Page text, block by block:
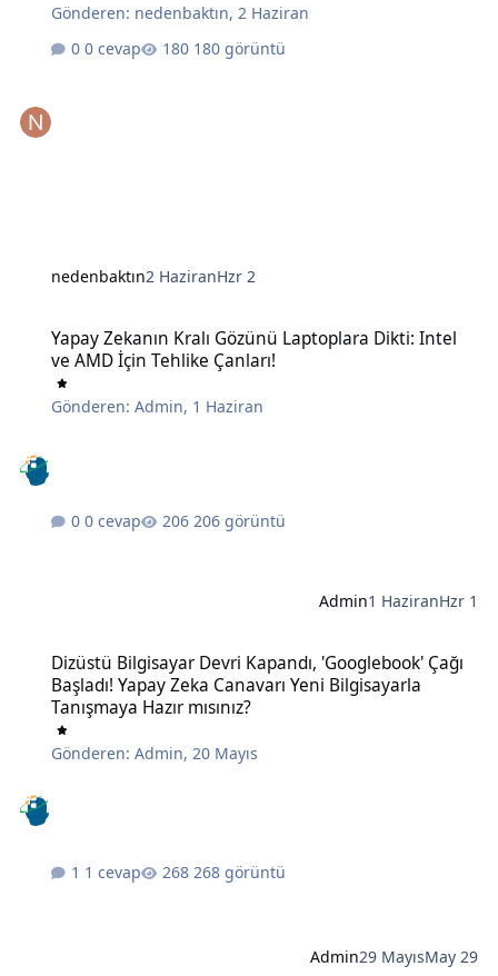
Gönderen: nedenbaktın,2 Haziran
0 cevap
180 görüntü
nedenbaktın2 HaziranHzr 2
Yapay Zekanın Kralı Gözünü Laptoplara Dikti: Intel
ve AMD İçin Tehlike Çanları!
Gönderen:Admin, 1 Haziran
0 cevap 206 görüntü
Admin1 HaziranHzr 1
Dizüstü Bilgisayar Devri Kapandı, 'Googlebook' Çağı
Başladı! Yapay Zeka Canavarı Yeni Bilgisayarla
Tanışmaya Hazır mısınız?
Gönderen:Admin,20 Mayıs
1 cevap 268 görüntü
Admin29 MayısMay 29